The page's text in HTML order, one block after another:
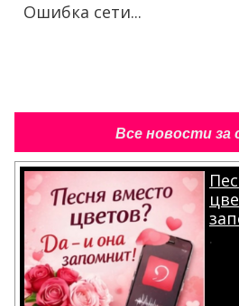
Ошибка сети...
Все новости за
.